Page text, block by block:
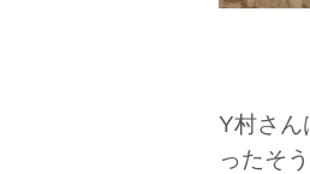
Y村さん
ったそ